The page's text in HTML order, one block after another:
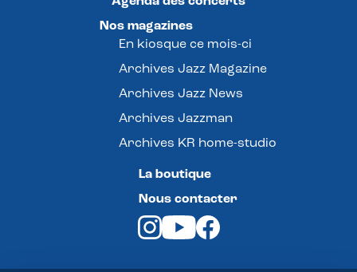
Nos magazines
En kiosque ce mois-ci
Archives Jazz Magazine
Archives Jazz News
Archives Jazzman
Archives KR home-studio
La boutique
Nous contacter